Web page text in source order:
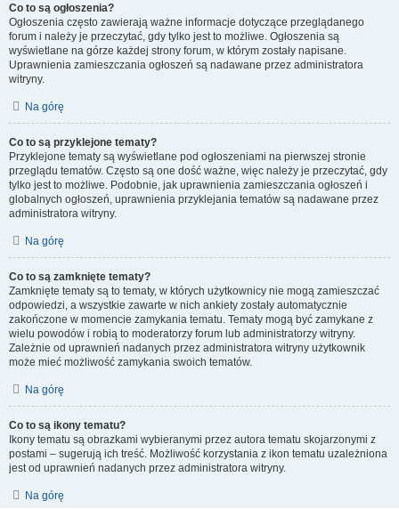
Co to są ogłoszenia?
Ogłoszenia często zawierają ważne informacje dotyczące przeglądanego
forum i należy je przeczytać, gdy tylko jest to możliwe. Ogłoszenia są
wyświetlane na górze każdej strony forum, w którym zostały napisane.
Uprawnienia zamieszczania ogłoszeń są nadawane przez administratora
witryny.
Na górę
Co to są przyklejone tematy?
Przyklejone tematy są wyświetlane pod ogłoszeniami na pierwszej stronie
przeglądu tematów. Często są one dość ważne, więc należy je przeczytać, gdy
tylko jest to możliwe. Podobnie, jak uprawnienia zamieszczania ogłoszeń i
globalnych ogłoszeń, uprawnienia przyklejania tematów są nadawane przez
administratora witryny.
Na górę
Co to są zamknięte tematy?
Zamknięte tematy są to tematy, w których użytkownicy nie mogą zamieszczać
odpowiedzi, a wszystkie zawarte w nich ankiety zostały automatycznie
zakończone w momencie zamykania tematu. Tematy mogą być zamykane z
wielu powodów i robią to moderatorzy forum lub administratorzy witryny.
Zależnie od uprawnień nadanych przez administratora witryny użytkownik
może mieć możliwość zamykania swoich tematów.
Na górę
Co to są ikony tematu?
Ikony tematu są obrazkami wybieranymi przez autora tematu skojarzonymi z
postami – sugerują ich treść. Możliwość korzystania z ikon tematu uzależniona
jest od uprawnień nadanych przez administratora witryny.
Na górę